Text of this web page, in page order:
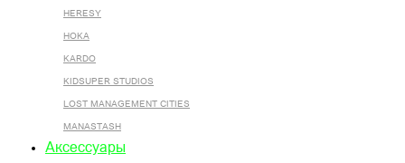
HERESY
HOKA
KARDO
KIDSUPER STUDIOS
LOST MANAGEMENT CITIES
MANASTASH
Аксессуары